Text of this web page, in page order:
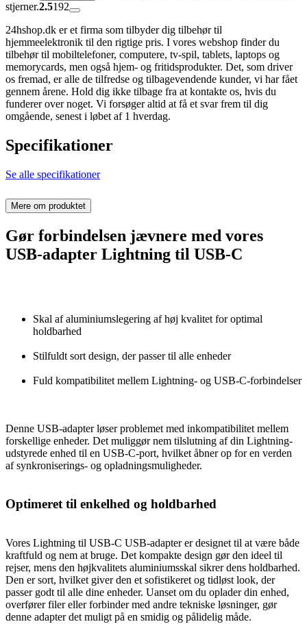
stjerner.2.5192
24hshop.dk er et firma som tilbyder dig tilbehør til
hjemmeelektronik til den rigtige pris. I vores webshop finder du
tilbehør til mobiltelefoner, computere, tv-spil, tablets, laptops og
memorycards, men også hjem- og fritidsprodukter. Det, som driver
os fremad, er alle de tilfredse og tilbagevendende kunder, vi har fået
gennem årene. Hold dig ikke tilbage fra at kontakte os, hvis du
funderer over noget. Vi forsøger altid at få et svar frem til dig
omgående, senest i løbet af 1 hverdag.
Specifikationer
Se alle specifikationer
Mere om produktet
Gør forbindelsen jævnere med vores
USB-adapter Lightning til USB-C
Skal af aluminiumslegering af høj kvalitet for optimal
holdbarhed
Stilfuldt sort design, der passer til alle enheder
Fuld kompatibilitet mellem Lightning- og USB-C-forbindelser
Denne USB-adapter løser problemet med inkompatibilitet mellem
forskellige enheder. Det muliggør nem tilslutning af din Lightning-
udstyrede enhed til en USB-C-port, hvilket åbner op for en verden
af ​​synkroniserings- og opladningsmuligheder.
Optimeret til enkelhed og holdbarhed
Vores Lightning til USB-C USB-adapter er designet til at være både
kraftfuld og nem at bruge. Det kompakte design gør den ideel til
rejser, mens den højkvalitets aluminiumsskal sikrer dens holdbarhed.
Den er sort, hvilket giver den et sofistikeret og tidløst look, der
passer godt til alle dine enheder. Uanset om du oplader din enhed,
overfører filer eller forbinder med andre tekniske løsninger, gør
denne adapter det muligt på en smidig og pålidelig måde.